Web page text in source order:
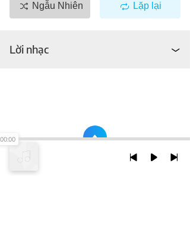
Ngẫu Nhiên Lặp lại
Lời nhạc
00:00